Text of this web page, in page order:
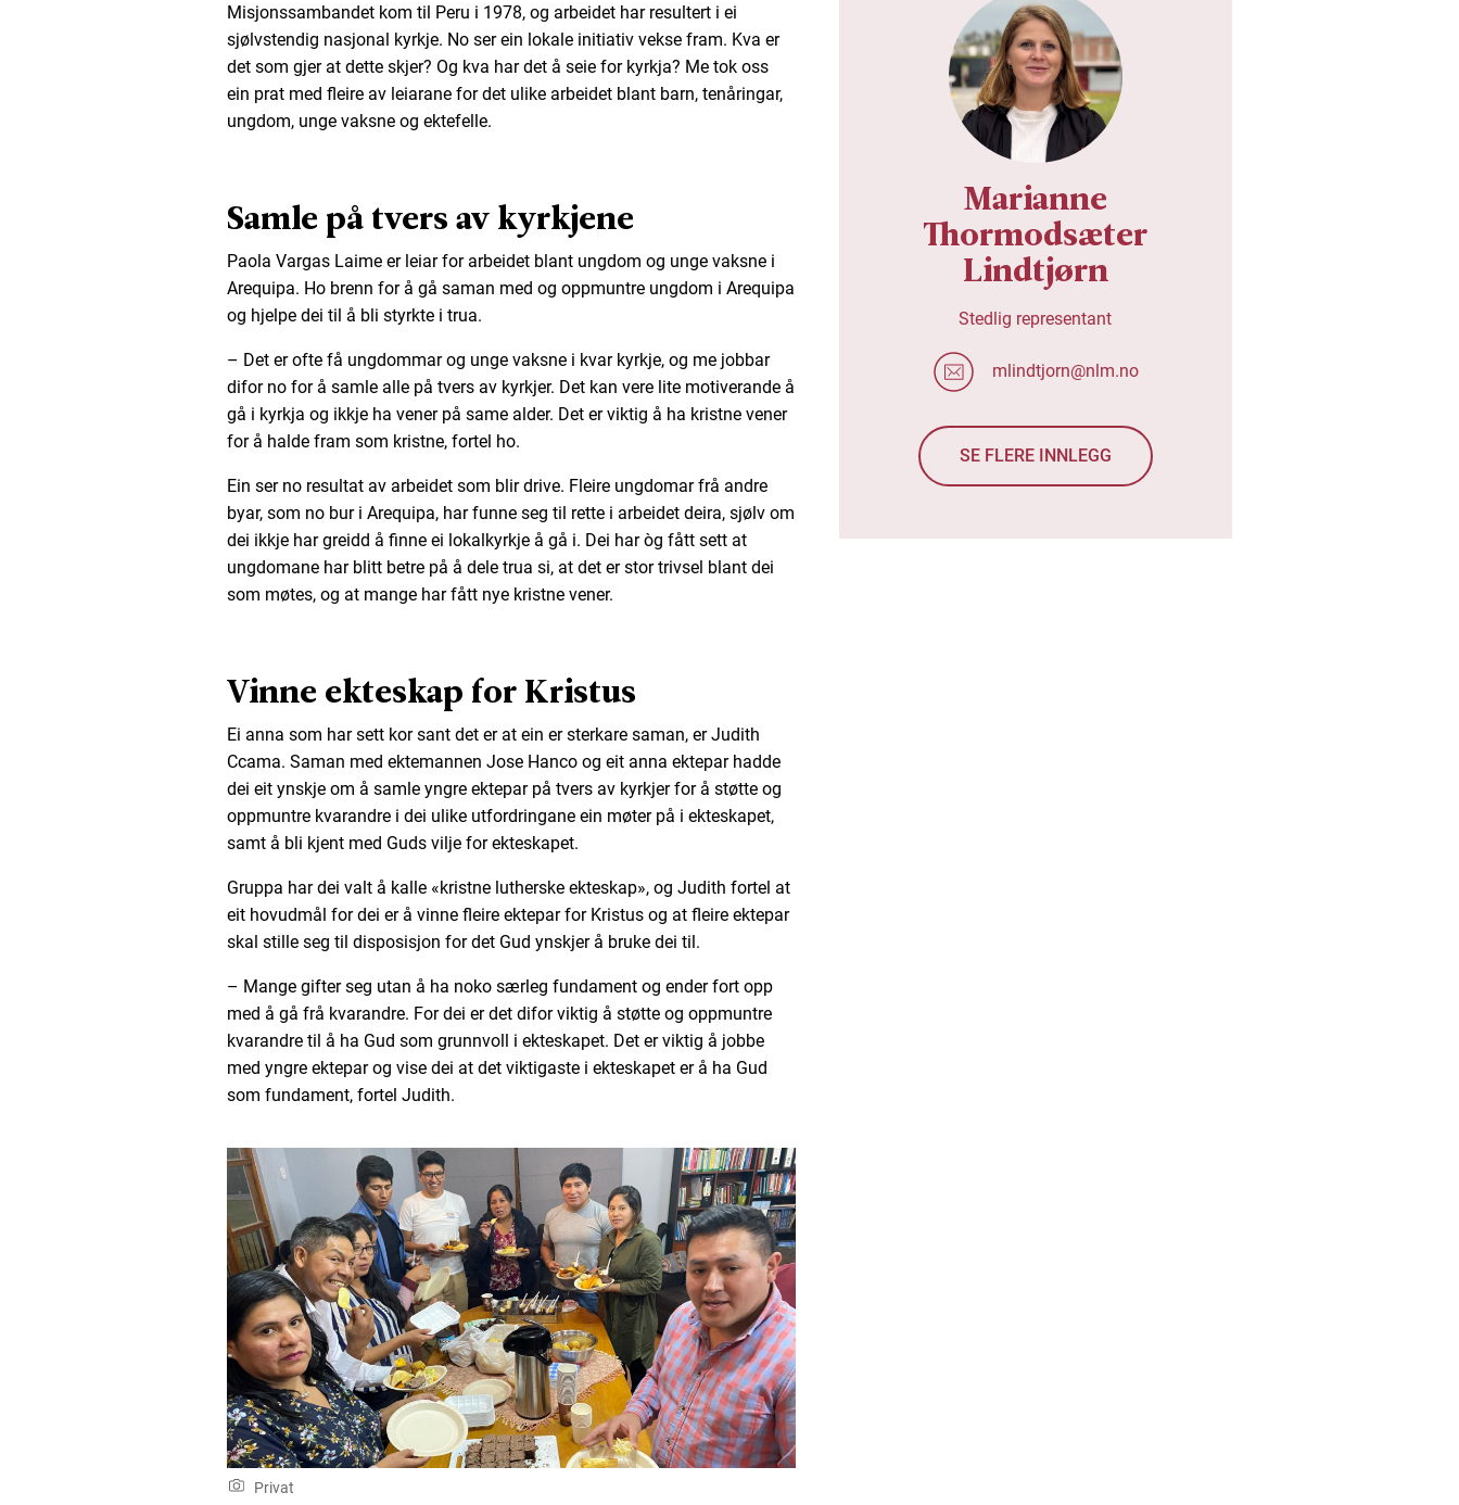
Misjonssambandet kom til Peru i 1978, og arbeidet har resultert i ei
sjølvstendig nasjonal kyrkje. No ser ein lokale initiativ vekse fram. Kva er
det som gjer at dette skjer? Og kva har det å seie for kyrkja? Me tok oss
ein prat med fleire av leiarane for det ulike arbeidet blant barn, tenåringar,
ungdom, unge vaksne og ektefelle.
Samle på tvers av kyrkjene
Paola Vargas Laime er leiar for arbeidet blant ungdom og unge vaksne i
Arequipa. Ho brenn for å gå saman med og oppmuntre ungdom i Arequipa
og hjelpe dei til å bli styrkte i trua.
– Det er ofte få ungdommar og unge vaksne i kvar kyrkje, og me jobbar
difor no for å samle alle på tvers av kyrkjer. Det kan vere lite motiverande å
gå i kyrkja og ikkje ha vener på same alder. Det er viktig å ha kristne vener
for å halde fram som kristne, fortel ho.
Ein ser no resultat av arbeidet som blir drive. Fleire ungdomar frå andre
byar, som no bur i Arequipa, har funne seg til rette i arbeidet deira, sjølv om
dei ikkje har greidd å finne ei lokalkyrkje å gå i. Dei har òg fått sett at
ungdomane har blitt betre på å dele trua si, at det er stor trivsel blant dei
som møtes, og at mange har fått nye kristne vener.
Vinne ekteskap for Kristus
Ei anna som har sett kor sant det er at ein er sterkare saman, er Judith
Ccama. Saman med ektemannen Jose Hanco og eit anna ektepar hadde
dei eit ynskje om å samle yngre ektepar på tvers av kyrkjer for å støtte og
oppmuntre kvarandre i dei ulike utfordringane ein møter på i ekteskapet,
samt å bli kjent med Guds vilje for ekteskapet.
Gruppa har dei valt å kalle «kristne lutherske ekteskap», og Judith fortel at
eit hovudmål for dei er å vinne fleire ektepar for Kristus og at fleire ektepar
skal stille seg til disposisjon for det Gud ynskjer å bruke dei til.
– Mange gifter seg utan å ha noko særleg fundament og ender fort opp
med å gå frå kvarandre. For dei er det difor viktig å støtte og oppmuntre
kvarandre til å ha Gud som grunnvoll i ekteskapet. Det er viktig å jobbe
med yngre ektepar og vise dei at det viktigaste i ekteskapet er å ha Gud
som fundament, fortel Judith.
Privat
Marianne
Thormodsæter
Lindtjørn
Stedlig representant
mlindtjorn@nlm.no
SE FLERE INNLEGG